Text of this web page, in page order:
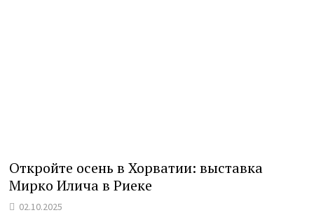
Откройте осень в Хорватии: выставка
Мирко Илича в Риеке
02.10.2025